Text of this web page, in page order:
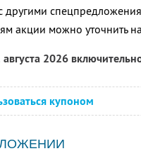
другими
акции можно уточнить на
2026
купоном